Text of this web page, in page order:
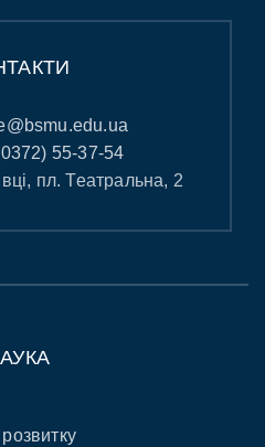
55-37-54
пл. Театральна, 2